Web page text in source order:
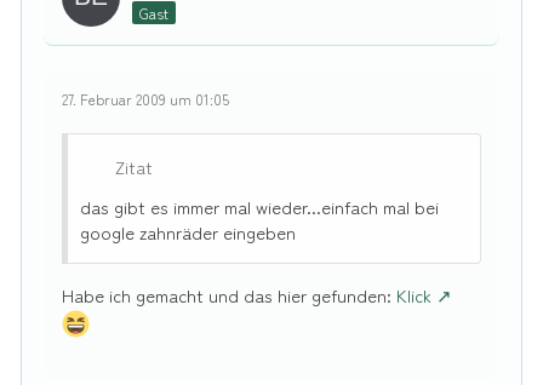
Gast
27. Februar 2009 um 01:05
Zitat
das gibt es immer mal wieder...einfach mal bei
google zahnräder eingeben
Habe ich gemacht und das hier gefunden: Klick